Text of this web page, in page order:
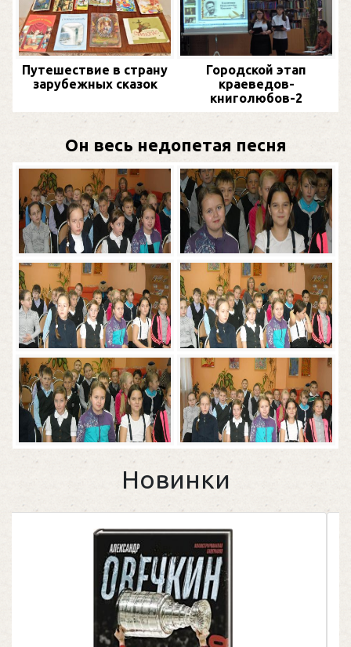
Путешествие в страну
зарубежных сказок
Городской этап
краеведов-
книголюбов-2
Он весь недопетая песня
Новинки